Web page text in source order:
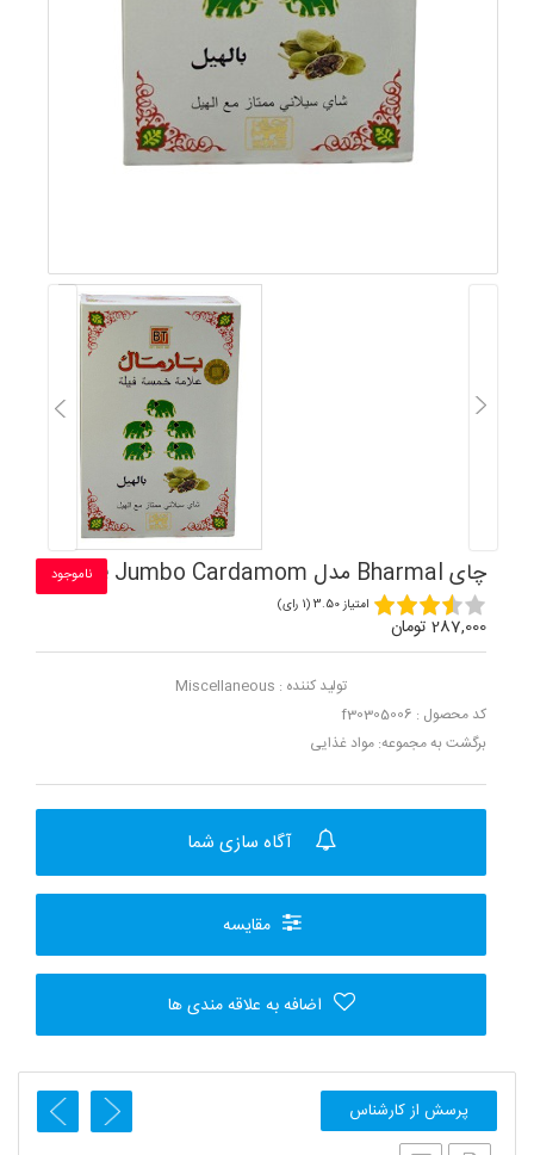
چای Bharmal مدل Five Jumbo Cardamom ناموجود
امتیاز 3.50 (1 رای)
287,000 تومان
تولید کننده : Miscellaneous
کد محصول : f30305006
برگشت به مجموعه: مواد غذایی
آگاه سازی شما
مقایسه
اضافه به علاقه مندی ها
پرسش از کارشناس